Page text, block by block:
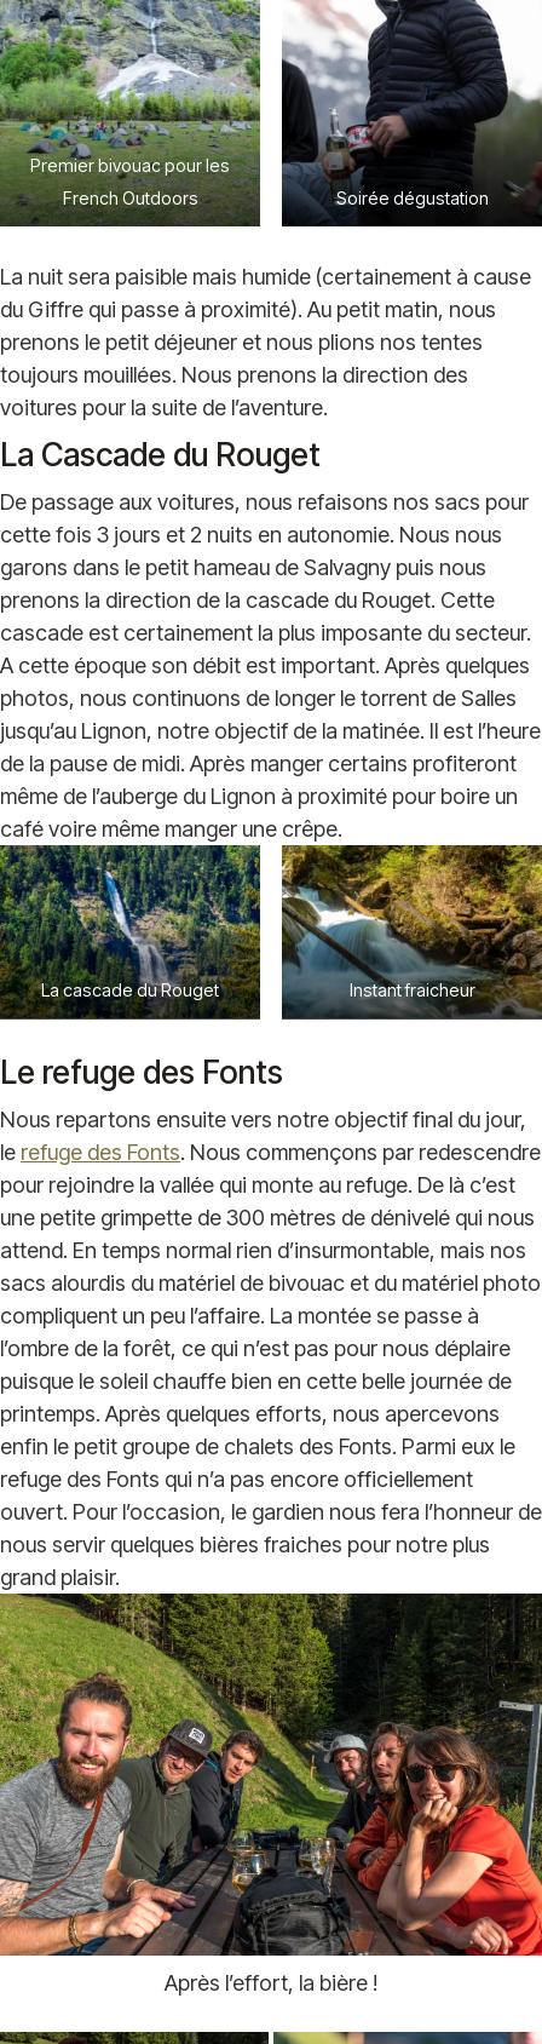
Premier bivouac pour les
French Outdoors
Soirée dégustation
La nuit sera paisible mais humide (certainement à cause
du Giffre qui passe à proximité). Au petit matin, nous
prenons le petit déjeuner et nous plions nos tentes
toujours mouillées. Nous prenons la direction des
voitures pour la suite de l’aventure.
La Cascade du Rouget
De passage aux voitures, nous refaisons nos sacs pour
cette fois 3 jours et 2 nuits en autonomie. Nous nous
garons dans le petit hameau de Salvagny puis nous
prenons la direction de la cascade du Rouget. Cette
cascade est certainement la plus imposante du secteur.
A cette époque son débit est important. Après quelques
photos, nous continuons de longer le torrent de Salles
jusqu’au Lignon, notre objectif de la matinée. Il est l’heure
de la pause de midi. Après manger certains profiteront
même de l’auberge du Lignon à proximité pour boire un
café voire même manger une crêpe.
La cascade du Rouget Instant fraicheur
Le refuge des Fonts
Nous repartons ensuite vers notre objectif final du jour,
le refuge des Fonts. Nous commençons par redescendre
pour rejoindre la vallée qui monte au refuge. De là c’est
une petite grimpette de 300 mètres de dénivelé qui nous
attend. En temps normal rien d’insurmontable, mais nos
sacs alourdis du matériel de bivouac et du matériel photo
compliquent un peu l’affaire. La montée se passe à
l’ombre de la forêt, ce qui n’est pas pour nous déplaire
puisque le soleil chauffe bien en cette belle journée de
printemps. Après quelques efforts, nous apercevons
enfin le petit groupe de chalets des Fonts. Parmi eux le
refuge des Fonts qui n’a pas encore officiellement
ouvert. Pour l’occasion, le gardien nous fera l’honneur de
nous servir quelques bières fraiches pour notre plus
grand plaisir.
Après l’effort, la bière !